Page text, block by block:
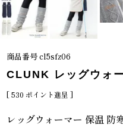
商品番号cl5sfz06
CLUNK レッグウォ
[530 ポイント進呈 ]
レッグウォーマー 保温 防